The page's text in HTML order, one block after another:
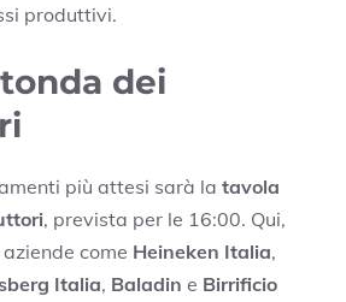
produttivi.
dei
più attesi sarà la tavola
, prevista per le 16:00. Qui,
come Heineken Italia,
Italia, Baladin e Birrificio